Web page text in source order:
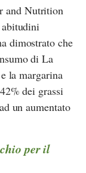
and Nutrition
dimostrato che
di La
la margarina
dei grassi
un aumentato
per il